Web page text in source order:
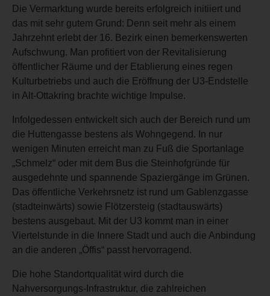
Die Vermarktung wurde bereits erfolgreich initiiert und
das mit sehr gutem Grund: Denn seit mehr als einem
Jahrzehnt erlebt der 16. Bezirk einen bemerkenswerten
Aufschwung. Man profitiert von der Revitalisierung
öffentlicher Räume und der Etablierung eines regen
Kulturbetriebs und auch die Eröffnung der U3-Endstelle
in Alt-Ottakring brachte wichtige Impulse.
Infolgedessen entwickelt sich auch der Bereich rund um
die Huttengasse bestens als Wohngegend. In nur
wenigen Minuten erreicht man zu Fuß die Sportanlage
„Schmelz“ oder mit dem Bus die Steinhofgründe für
ausgedehnte und spannende Spaziergänge im Grünen.
Das öffentliche Verkehrsnetz ist rund um Gablenzgasse
(stadteinwärts) sowie Flötzersteig (stadtauswärts)
bestens ausgebaut. Mit der U3 kommt man in einer
Viertelstunde in die Innere Stadt und auch die Anbindung
an die anderen „Öffis“ passt hervorragend.
Die hohe Standortqualität wird durch die
Nahversorgungs-Infrastruktur, die zahlreichen